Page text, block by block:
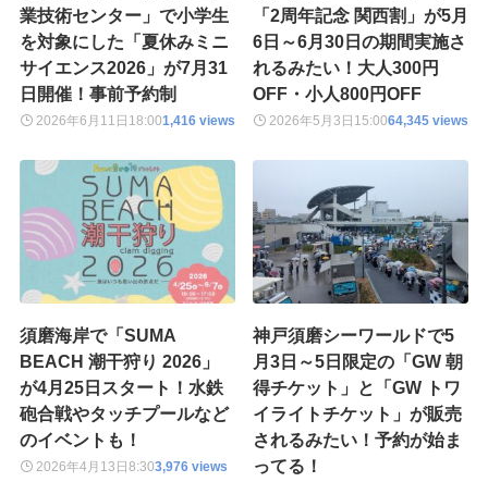
業技術センター」で小学生
を対象にした「夏休みミニ
サイエンス2026」が7月31
日開催！事前予約制
2026年6月11日 18:001,416 views
「2周年記念 関西割」が5月
6日～6月30日の期間実施さ
れるみたい！大人300円
OFF・小人800円OFF
2026年5月3日 15:0064,345 views
須磨海岸で「SUMA
BEACH 潮干狩り 2026」
が4月25日スタート！水鉄
砲合戦やタッチプールなど
のイベントも！
2026年4月13日 8:303,976 views
神戸須磨シーワールドで5
月3日～5日限定の「GW 朝
得チケット」と「GW トワ
イライトチケット」が販売
されるみたい！予約が始ま
ってる！